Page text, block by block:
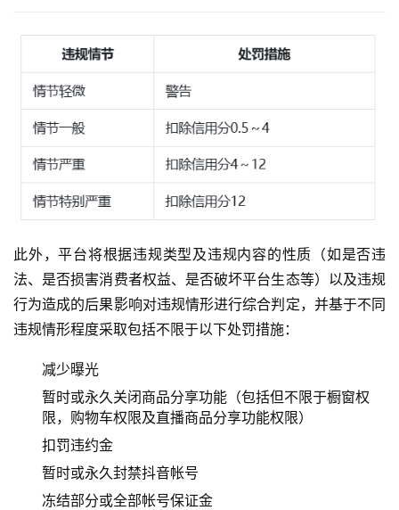
此外，平台将根据违规类型及违规内容的性质（如是否违
法、是否损害消费者权益、是否破坏平台生态等）以及违规
行为造成的后果影响对违规情形进行综合判定，并基于不同
违规情形程度采取包括不限于以下处罚措施：
减少曝光
暂时或永久关闭商品分享功能（包括但不限于橱窗权
限，购物车权限及直播商品分享功能权限）
扣罚违约金
暂时或永久封禁抖音帐号
冻结部分或全部帐号保证金